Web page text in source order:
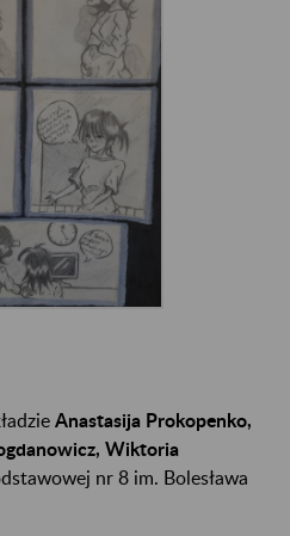
Anastasija Prokopenko,
Wiktoria
nr 8 im. Bolesława